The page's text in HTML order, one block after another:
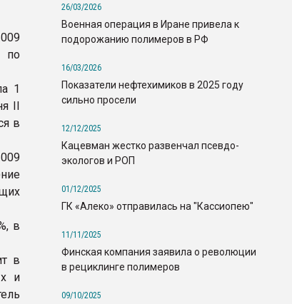
по
1
II
в
в
в
и
26/03/2026
Военная операция в Иране привела к
подорожанию полимеров в РФ
16/03/2026
Показатели нефтехимиков в 2025 году
сильно просели
12/12/2025
Кацевман жестко развенчал псевдо-
экологов и РОП
01/12/2025
ГК «Алеко» отправилась на "Кассиопею"
11/11/2025
Финская компания заявила о революции
в рециклинге полимеров
09/10/2025